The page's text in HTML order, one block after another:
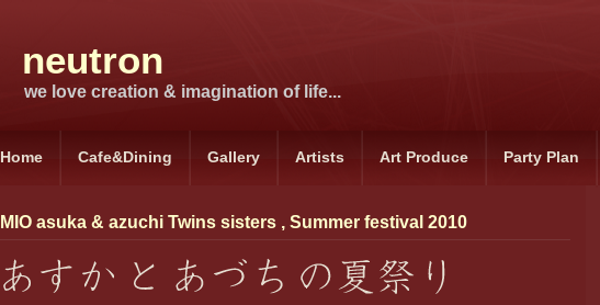
neutron
we love creation & imagination of life...
Home Cafe&Dining Gallery Artists Art Produce Party Plan
MIO asuka & azuchi Twins sisters , Summer festival 2010